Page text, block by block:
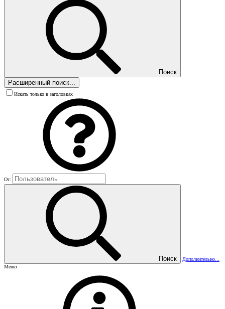
Поиск
Расширенный поиск...
Искать только в заголовках
От:
Поиск
Дополнительно...
Меню